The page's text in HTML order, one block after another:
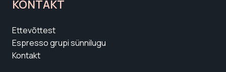
Ettevõttest
Kontakt
KOHV